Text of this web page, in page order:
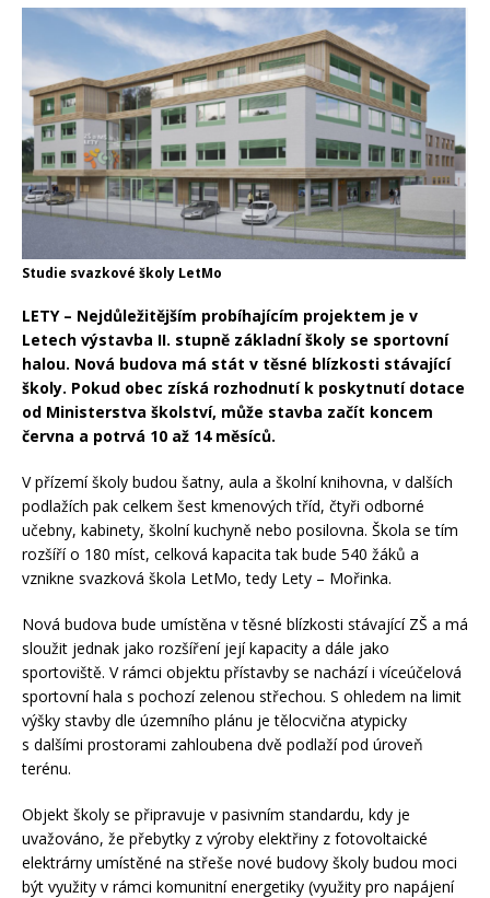
Studie svazkové školy LetMo
LETY – Nejdůležitějším probíhajícím projektem je v
Letech výstavba II. stupně základní školy se sportovní
halou. Nová budova má stát v těsné blízkosti stávající
školy. Pokud obec získá rozhodnutí k poskytnutí dotace
od Ministerstva školství, může stavba začít koncem
června a potrvá 10 až 14 měsíců.
V přízemí školy budou šatny, aula a školní knihovna, v dalších
podlažích pak celkem šest kmenových tříd, čtyři odborné
učebny, kabinety, školní kuchyně nebo posilovna. Škola se tím
rozšíří o 180 míst, celková kapacita tak bude 540 žáků a
vznikne svazková škola LetMo, tedy Lety – Mořinka.
Nová budova bude umístěna v těsné blízkosti stávající ZŠ a má
sloužit jednak jako rozšíření její kapacity a dále jako
sportoviště. V rámci objektu přístavby se nachází i víceúčelová
sportovní hala s pochozí zelenou střechou. S ohledem na limit
výšky stavby dle územního plánu je tělocvična atypicky
s dalšími prostorami zahloubena dvě podlaží pod úroveň
terénu.
Objekt školy se připravuje v pasivním standardu, kdy je
uvažováno, že přebytky z výroby elektřiny z fotovoltaické
elektrárny umístěné na střeše nové budovy školy budou moci
být využity v rámci komunitní energetiky (využity pro napájení